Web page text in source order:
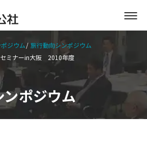
メ
ニ
開
ジウム
旅行動向シンポジウム
ミナーin大阪 2010年度
ンポジウム